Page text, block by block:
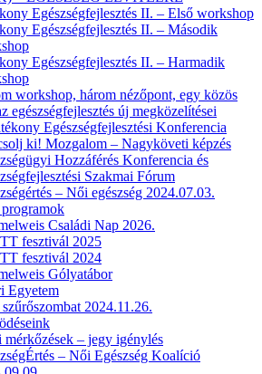
Egészségfejlesztés II. – Első workshop
Egészségfejlesztés II. – Második
Egészségfejlesztés II. – Harmadik
workshop, három nézőpont, egy közös
egészségfejlesztés új megközelítései
Egészségfejlesztési Konferencia
ki! Mozgalom – Nagyköveti képzés
Hozzáférés Konferencia és
Szakmai Fórum
– Női egészség 2024.07.03.
Családi Nap 2026.
fesztivál 2025
fesztivál 2024
Gólyatábor
Egyetem
2024.11.26.
mérkőzések – jegy igénylés
– Női Egészség Koalíció